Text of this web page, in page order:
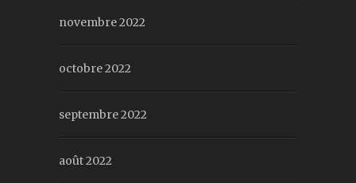
novembre 2022
octobre 2022
septembre 2022
août 2022